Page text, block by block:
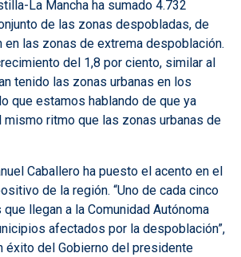
La Mancha ha sumado 4.732
de las zonas despobladas, de
en las zonas de extrema despoblación.
del 1,8 por ciento, similar al
tenido las zonas urbanas en los
que estamos hablando de que ya
mismo ritmo que las zonas urbanas de
Caballero ha puesto el acento en el
de la región. “Uno de cada cinco
llegan a la Comunidad Autónoma
afectados por la despoblación”,
éxito del Gobierno del presidente